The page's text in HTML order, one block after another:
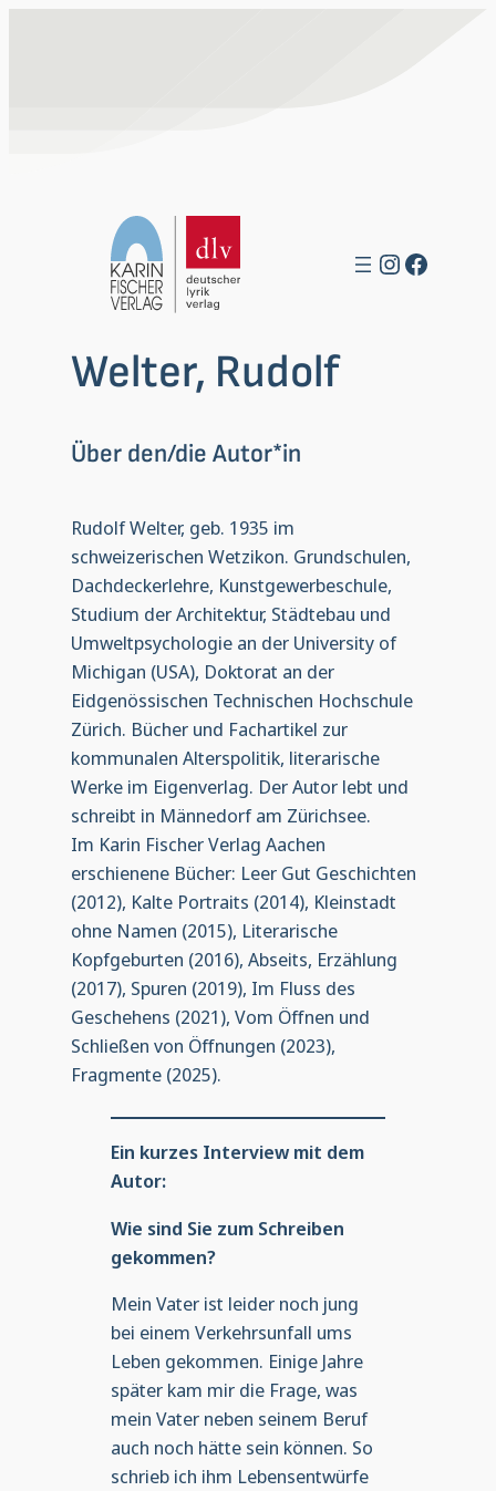
Welter, Rudolf
Über den/die Autor*in
Rudolf Welter, geb. 1935 im
schweizerischen Wetzikon. Grundschulen,
Dachdeckerlehre, Kunstgewerbeschule,
Studium der Architektur, Städtebau und
Umweltpsychologie an der University of
Michigan (USA), Doktorat an der
Eidgenössischen Technischen Hochschule
Zürich. Bücher und Fachartikel zur
kommunalen Alterspolitik, literarische
Werke im Eigenverlag. Der Autor lebt und
schreibt in Männedorf am Zürichsee.
Im Karin Fischer Verlag Aachen
erschienene Bücher: Leer Gut Geschichten
(2012), Kalte Portraits (2014), Kleinstadt
ohne Namen (2015), Literarische
Kopfgeburten (2016), Abseits, Erzählung
(2017), Spuren (2019), Im Fluss des
Geschehens (2021), Vom Öffnen und
Schließen von Öffnungen (2023),
Fragmente (2025).
Ein kurzes Interview mit dem
Autor:
Wie sind Sie zum Schreiben
gekommen?
Mein Vater ist leider noch jung
bei einem Verkehrsunfall ums
Leben gekommen. Einige Jahre
später kam mir die Frage, was
mein Vater neben seinem Beruf
auch noch hätte sein können. So
schrieb ich ihm Lebensentwürfe